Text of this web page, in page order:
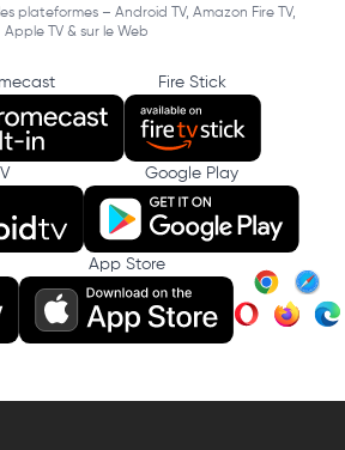
plateformes – Android TV, Amazon Fire TV,
Apple TV & sur le Web
Fire Stick
Google Play
App Store